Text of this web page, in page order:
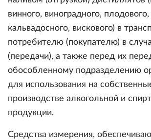
винного, виноградного, плодового,
кальвадосного, вискового) в
потребителю (покупателю) в
(передачи), а также перед их
обособленному подразделению
для использования на
производстве алкогольной и
продукции.
Средства измерения,